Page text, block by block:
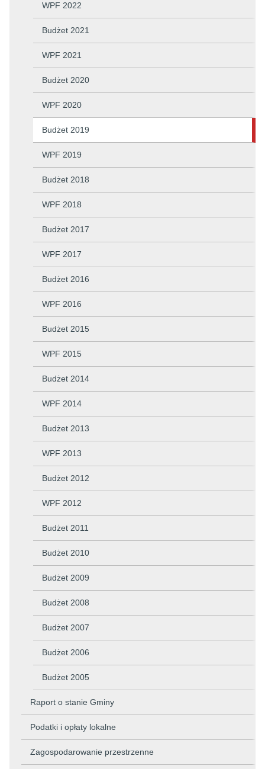
WPF 2022
Budżet 2021
WPF 2021
Budżet 2020
WPF 2020
Budżet 2019
WPF 2019
Budżet 2018
WPF 2018
Budżet 2017
WPF 2017
Budżet 2016
WPF 2016
Budżet 2015
WPF 2015
Budżet 2014
WPF 2014
Budżet 2013
WPF 2013
Budżet 2012
WPF 2012
Budżet 2011
Budżet 2010
Budżet 2009
Budżet 2008
Budżet 2007
Budżet 2006
Budżet 2005
Raport o stanie Gminy
Podatki i opłaty lokalne
Zagospodarowanie przestrzenne